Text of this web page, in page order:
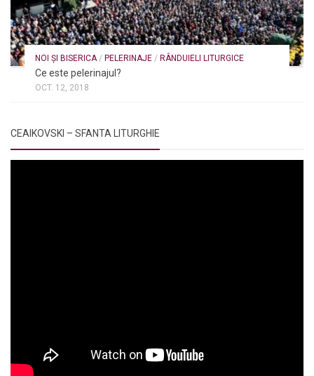
NOI ȘI BISERICA / PELERINAJE / RÂNDUIELI LITURGICE
Ce este pelerinajul?
OCT. 12, 2018
CEAIKOVSKI – SFANTA LITURGHIE